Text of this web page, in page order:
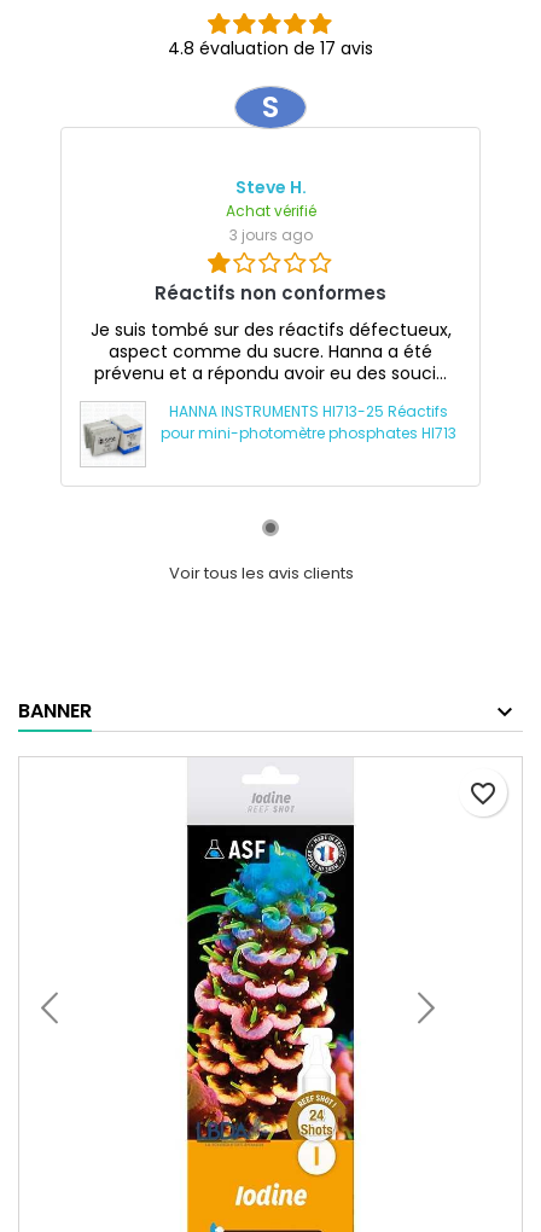
4.8 évaluation de 17 avis
S
Steve H.
Achat vérifié
3 jours ago
Réactifs non conformes
Je suis tombé sur des réactifs défectueux,
aspect comme du sucre. Hanna a été
prévenu et a répondu avoir eu des souci...
HANNA INSTRUMENTS HI713-25 Réactifs
pour mini-photomètre phosphates HI713
Voir tous les avis clients
BANNER
favorite_border